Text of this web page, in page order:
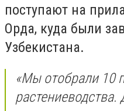
поступают на
Орда, куда были
Узбекистана.
«Мы отобрали 10